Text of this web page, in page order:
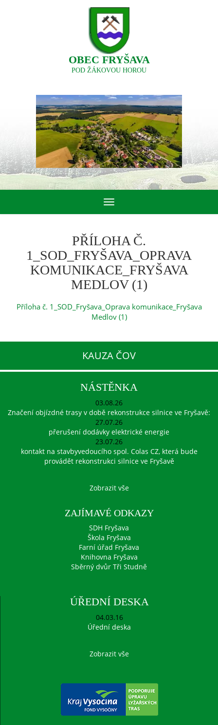
OBEC FRYŠAVA
POD ŽÁKOVOU HOROU
Toggle
navigation
PŘÍLOHA Č.
1_SOD_FRYŠAVA_OPRAVA
KOMUNIKACE_FRYŠAVA
MEDLOV (1)
Příloha č. 1_SOD_Fryšava_Oprava komunikace_Fryšava
Medlov (1)
KAUZA ČOV
NÁSTĚNKA
03.08.26
Značení objízdné trasy v době rekonstrukce silnice ve Fryšavě:
27.07.26
přerušení dodávky elektrické energie
23.07.26
kontakt na stavbyvedoucího spol. Colas CZ, která bude
provádět rekonstrukci silnice ve Fryšavě
Zobrazit vše
ZAJÍMAVÉ ODKAZY
SDH Fryšava
Škola Fryšava
Farní úřad Fryšava
Knihovna Fryšava
Sběrný dvůr Tři Studně
ÚŘEDNÍ DESKA
04.03.16
Úřední deska
Zobrazit vše